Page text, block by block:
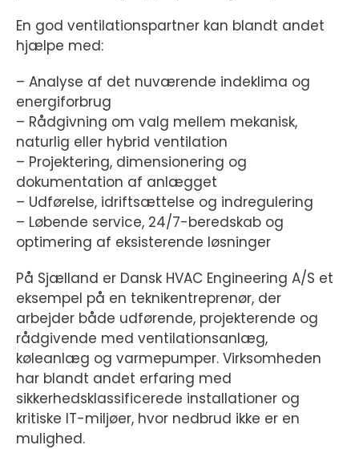
En god ventilationspartner kan blandt andet
hjælpe med:
– Analyse af det nuværende indeklima og
energiforbrug
– Rådgivning om valg mellem mekanisk,
naturlig eller hybrid ventilation
– Projektering, dimensionering og
dokumentation af anlægget
– Udførelse, idriftsættelse og indregulering
– Løbende service, 24/7-beredskab og
optimering af eksisterende løsninger
På Sjælland er Dansk HVAC Engineering A/S et
eksempel på en teknikentreprenør, der
arbejder både udførende, projekterende og
rådgivende med ventilationsanlæg,
køleanlæg og varmepumper. Virksomheden
har blandt andet erfaring med
sikkerhedsklassificerede installationer og
kritiske IT-miljøer, hvor nedbrud ikke er en
mulighed.